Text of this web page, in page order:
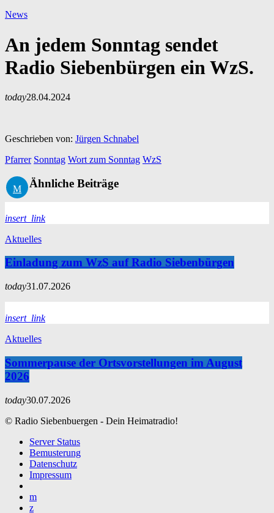
News
An jedem Sonntag sendet
Radio Siebenbürgen ein WzS.
today28.04.2024
Geschrieben von: Jürgen Schnabel
Pfarrer Sonntag Wort zum Sonntag WzS
Ähnliche Beiträge
insert_link
Aktuelles
Einladung zum WzS auf Radio Siebenbürgen
today31.07.2026
insert_link
Aktuelles
Sommerpause der Ortsvorstellungen im August
2026
today30.07.2026
© Radio Siebenbuergen - Dein Heimatradio!
Server Status
Bemusterung
Datenschutz
Impressum